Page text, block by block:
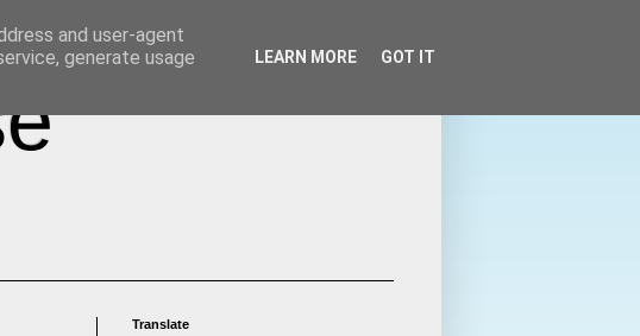
Translate
and user-agent
generate usage
LEARN MORE GOT IT